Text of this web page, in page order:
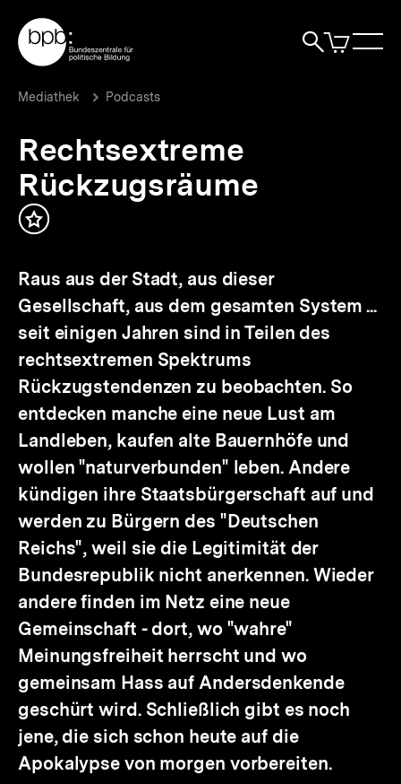
zum
Seiteninhalt
springen
Zur Startseite der bpb
Suche
Artikel
im
Rechtsextreme
bpb.de
Brotkrümelnavigation
Pfadnavigation
Mediathek Podcasts
Rechtsextreme
Rückzugsräume
Inhalt
Raus aus der Stadt, aus dieser
Gesellschaft, aus dem gesamten System ...
seit einigen Jahren sind in Teilen des
rechtsextremen Spektrums
Rückzugstendenzen zu beobachten. So
entdecken manche eine neue Lust am
Landleben, kaufen alte Bauernhöfe und
wollen "naturverbunden" leben. Andere
kündigen ihre Staatsbürgerschaft auf und
werden zu Bürgern des "Deutschen
Reichs", weil sie die Legitimität der
Bundesrepublik nicht anerkennen. Wieder
andere finden im Netz eine neue
Gemeinschaft - dort, wo "wahre"
Meinungsfreiheit herrscht und wo
gemeinsam Hass auf Andersdenkende
geschürt wird. Schließlich gibt es noch
jene, die sich schon heute auf die
Apokalypse von morgen vorbereiten.